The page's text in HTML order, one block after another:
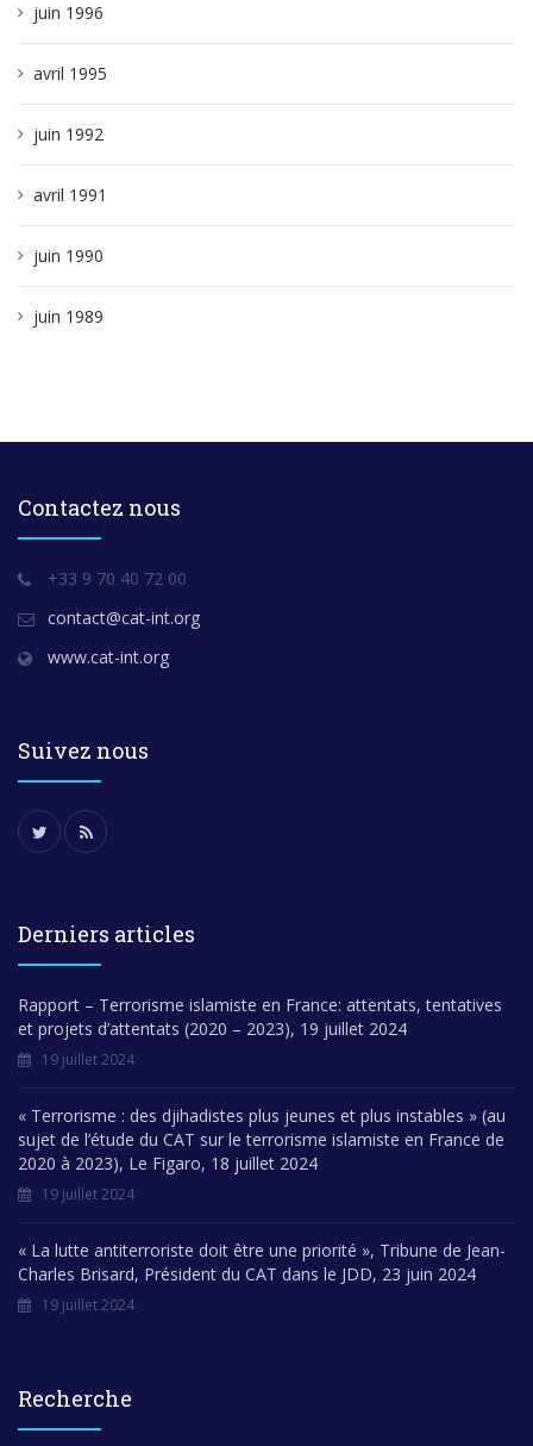
juin 1996
avril 1995
juin 1992
avril 1991
juin 1990
juin 1989
Contactez nous
+33 9 70 40 72 00
contact@cat-int.org
www.cat-int.org
Suivez nous
Derniers articles
Rapport – Terrorisme islamiste en France: attentats, tentatives
et projets d’attentats (2020 – 2023), 19 juillet 2024
19 juillet 2024
« Terrorisme : des djihadistes plus jeunes et plus instables » (au
sujet de l’étude du CAT sur le terrorisme islamiste en France de
2020 à 2023), Le Figaro, 18 juillet 2024
19 juillet 2024
« La lutte antiterroriste doit être une priorité », Tribune de Jean-
Charles Brisard, Président du CAT dans le JDD, 23 juin 2024
19 juillet 2024
Recherche